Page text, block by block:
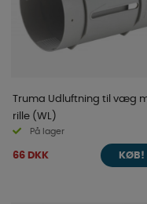
Truma Udluftning til væg
rille (WL)
På lager
66 DKK KØB!